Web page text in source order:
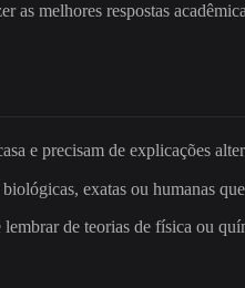
as melhores respostas
e precisam de explicações
exatas ou humanas
de teorias de física ou